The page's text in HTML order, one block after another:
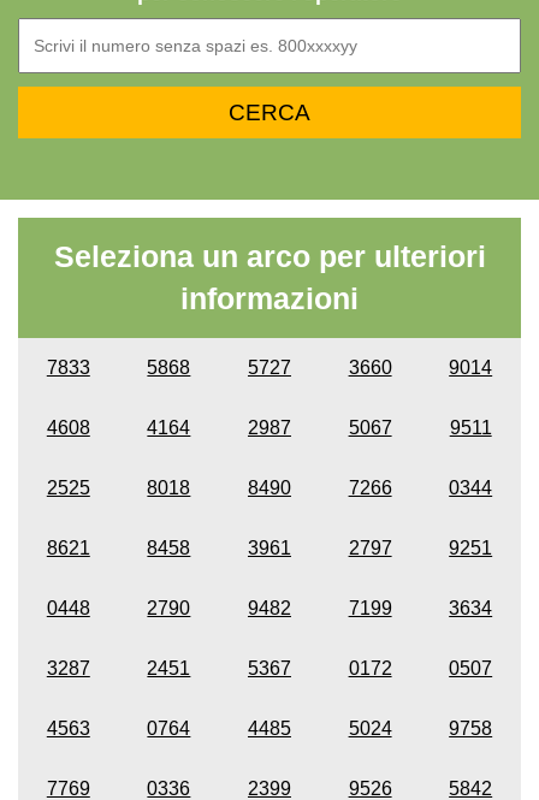
Seleziona un arco per ulteriori
informazioni
7833 5868 5727 3660 9014
4608 4164 2987 5067 9511
2525 8018 8490 7266 0344
8621 8458 3961 2797 9251
0448 2790 9482 7199 3634
3287 2451 5367 0172 0507
4563 0764 4485 5024 9758
7769 0336 2399 9526 5842